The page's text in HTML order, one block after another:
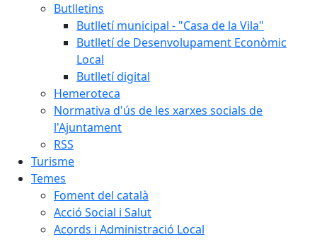
Butlletins
Butlletí municipal - "Casa de la Vila"
Butlletí de Desenvolupament Econòmic
Local
Butlletí digital
Hemeroteca
Normativa d'ús de les xarxes socials de
l'Ajuntament
RSS
Turisme
Temes
Foment del català
Acció Social i Salut
Acords i Administració Local